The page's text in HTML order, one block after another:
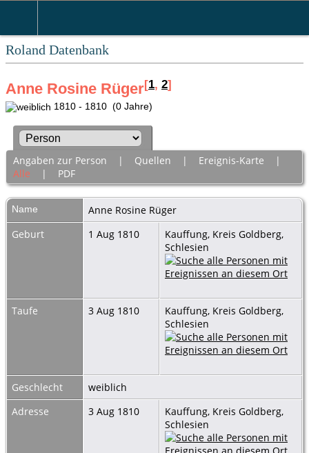
Roland Datenbank
Anne Rosine Rüger[1, 2]
1810 - 1810 (0 Jahre)
Angaben zur Person | Quellen | Ereignis-Karte |
Alle | PDF
Name Anne Rosine Rüger
Geburt
1 Aug 1810
Kauffung, Kreis Goldberg,
Schlesien
Taufe 3 Aug 1810
Kauffung, Kreis Goldberg,
Schlesien
Geschlecht
weiblich
Adresse
3 Aug 1810
Kauffung, Kreis Goldberg,
Schlesien